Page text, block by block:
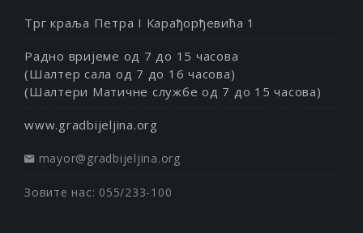
Трг краља Петра I Карађорђевића 1
Радно вријеме од 7 до 15 часова
(Шалтер сала од 7 до 16 часова)
(Шалтери Матичне службе од 7 до 15 часова)
www.gradbijeljina.org
mayor@gradbijeljina.org
Зовите нас: 055/233-100